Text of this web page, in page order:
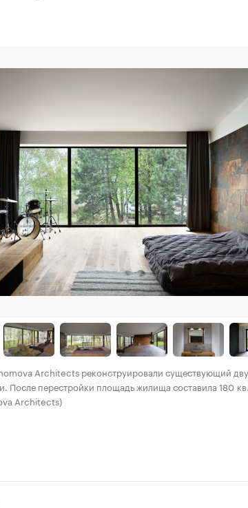
Architects реконструировали существующий
После перестройки площадь жилища составила 180
Architects)